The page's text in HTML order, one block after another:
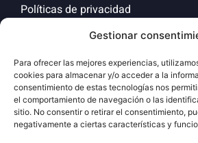
Gestionar
Para ofrecer las mejores experiencias,
cookies para almacenar y/o acceder a la
consentimiento de estas tecnologías nos
el comportamiento de navegación o las
sitio. No consentir o retirar el consentimiento,
negativamente a ciertas características y
Políticas de privacidad
Políticas de cookies
Cumplimiento normativo
Síguenos en redes sociales